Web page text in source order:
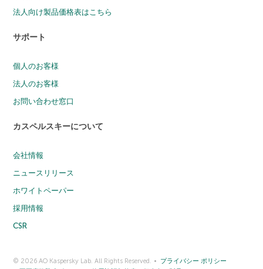
法人向け製品価格表はこちら
サポート
個人のお客様
法人のお客様
お問い合わせ窓口
カスペルスキーについて
会社情報
ニュースリリース
ホワイトペーパー
採用情報
CSR
© 2026 AO Kaspersky Lab. All Rights Reserved.
プライバシー ポリシー